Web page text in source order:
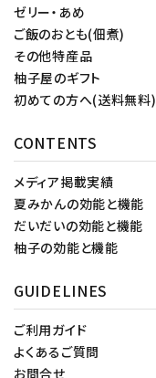
ゼリー・あめ
ご飯のおとも(佃煮)
その他特産品
柚子屋のギフト
初めての方へ(送料無料)
CONTENTS
メディア掲載実績
夏みかんの効能と機能
だいだいの効能と機能
柚子の効能と機能
GUIDELINES
ご利用ガイド
よくあるご質問
お問合せ